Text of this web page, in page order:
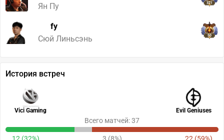
Ян Пу
321
fy
Сюй Линьсэнь
50
История встреч
Vici Gaming Evil Geniuses
Всего матчей: 37